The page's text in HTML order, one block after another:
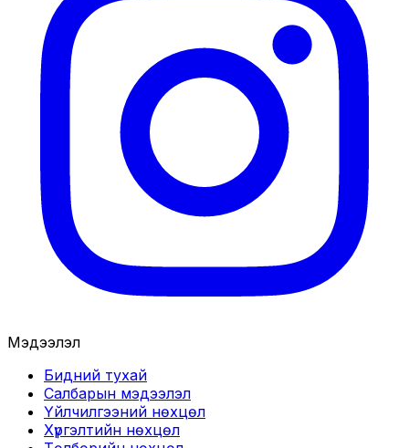
Мэдээлэл
Бидний тухай
Салбарын мэдээлэл
Үйлчилгээний нөхцөл
Хүргэлтийн нөхцөл